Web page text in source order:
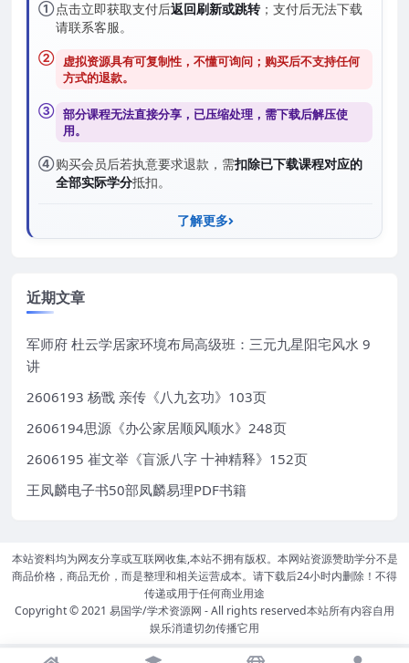
①点击立即获取支付后返回刷新或跳转；支付后无法下载
请联系客服。
② 虚拟资源具有可复制性，不懂可询问；购买后不支持任何
方式的退款。
③ 部分课程无法直接分享，已压缩处理，需下载后解压使
用。
④购买会员后若执意要求退款，需扣除已下载课程对应的
全部实际学分抵扣。
了解更多
近期文章
军师府 杜云学居家环境布局高级班：三元九星阳宅风水 9
讲
2606193 杨戬 亲传《八九玄功》103页
2606194思源《办公家居顺风顺水》248页
2606195 崔文举《盲派八字 十神精释》152页
王凤麟电子书50部凤麟易理PDF书籍
本站资料均为网友分享或互联网收集,本站不拥有版权。本网站资源赞助学分不是
商品价格，商品无价，而是整理和相关运营成本。请下载后24小时内删除！不得
传递或用于任何商业用途
Copyright © 2021 易国学/学术资源网 - All rights reserved本站所有内容自用
娱乐消遣切勿传播它用